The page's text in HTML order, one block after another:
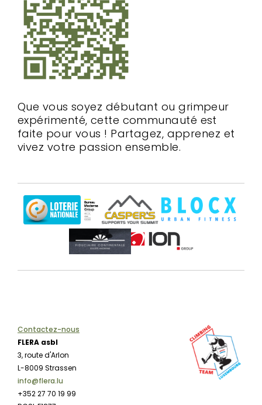
Que vous soyez débutant ou grimpeur
expérimenté, cette communauté est
faite pour vous ! Partagez, apprenez et
vivez votre passion ensemble.
Contactez-nous
FLERA asbl
3, route d'Arlon
L-8009 Strassen
info@flera.lu
+352 27 70 19 99